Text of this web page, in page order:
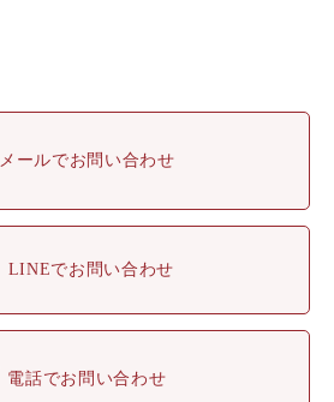
メールでお問い合わせ
LINEでお問い合わせ
電話でお問い合わせ